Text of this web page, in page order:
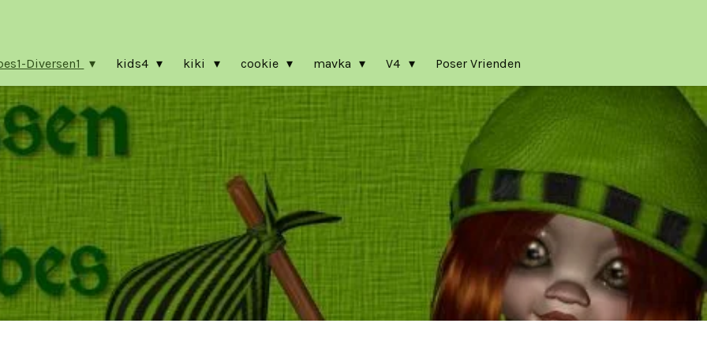
Diversen1 kids4 kiki cookie mavka V4 Poser Vrienden